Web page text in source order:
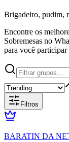
Brigadeiro, pudim,
Encontre os
Sobremesas no
para você participar
Filtros
BARATIN DA